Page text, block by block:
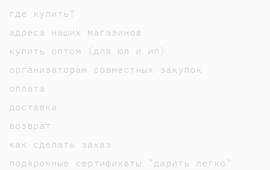
где купить?
адреса наших магазинов
купить оптом (для юл и ип)
организаторам совместных закупок
оплата
доставка
возврат
как сделать заказ
подарочные сертификаты "дарить легко"